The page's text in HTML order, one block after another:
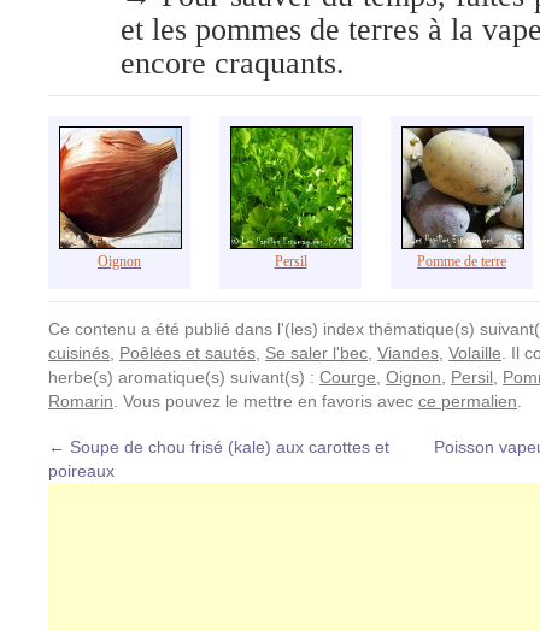
et les pommes de terres à la
encore craquants.
Oignon Persil Pomme de terre
Ce contenu a été publié dans l'(les) index thématique(s)
cuisinés Poêlées et sautés Se saler l'bec Viandes Volaille . Il
herbe(s) aromatique(s) suivant(s) : Courge Oignon Persil
Romarin . Vous pouvez le mettre en favoris avec ce permalien
← Soupe de chou frisé (kale) aux carottes et
poireaux
Poisson